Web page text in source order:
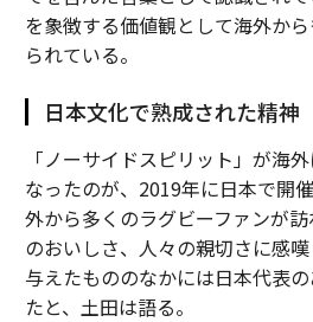
を象徴する価値観として海外か
られている。
日本文化で熟成された精神
「ノーサイドスピリット」が海
なったのが、2019年に日本で開
外から多くのラグビーファンが
のおいしさ、人々の親切さに感
与えたもののなかには日本代表
たと、土田は語る。